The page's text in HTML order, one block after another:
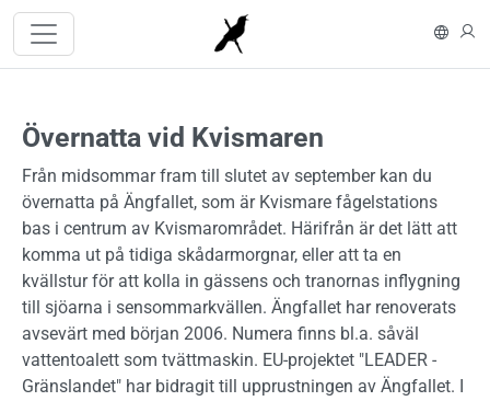
Hoppa till huvudinnehåll
In
Övernatta vid Kvismaren
Från midsommar fram till slutet av september kan du
övernatta på Ängfallet, som är Kvismare fågelstations
bas i centrum av Kvismarområdet. Härifrån är det lätt att
komma ut på tidiga skådarmorgnar, eller att ta en
kvällstur för att kolla in gässens och tranornas inflygning
till sjöarna i sensommarkvällen. Ängfallet har renoverats
avsevärt med början 2006. Numera finns bl.a. såväl
vattentoalett som tvättmaskin. EU-projektet "LEADER -
Gränslandet" har bidragit till upprustningen av Ängfallet. I